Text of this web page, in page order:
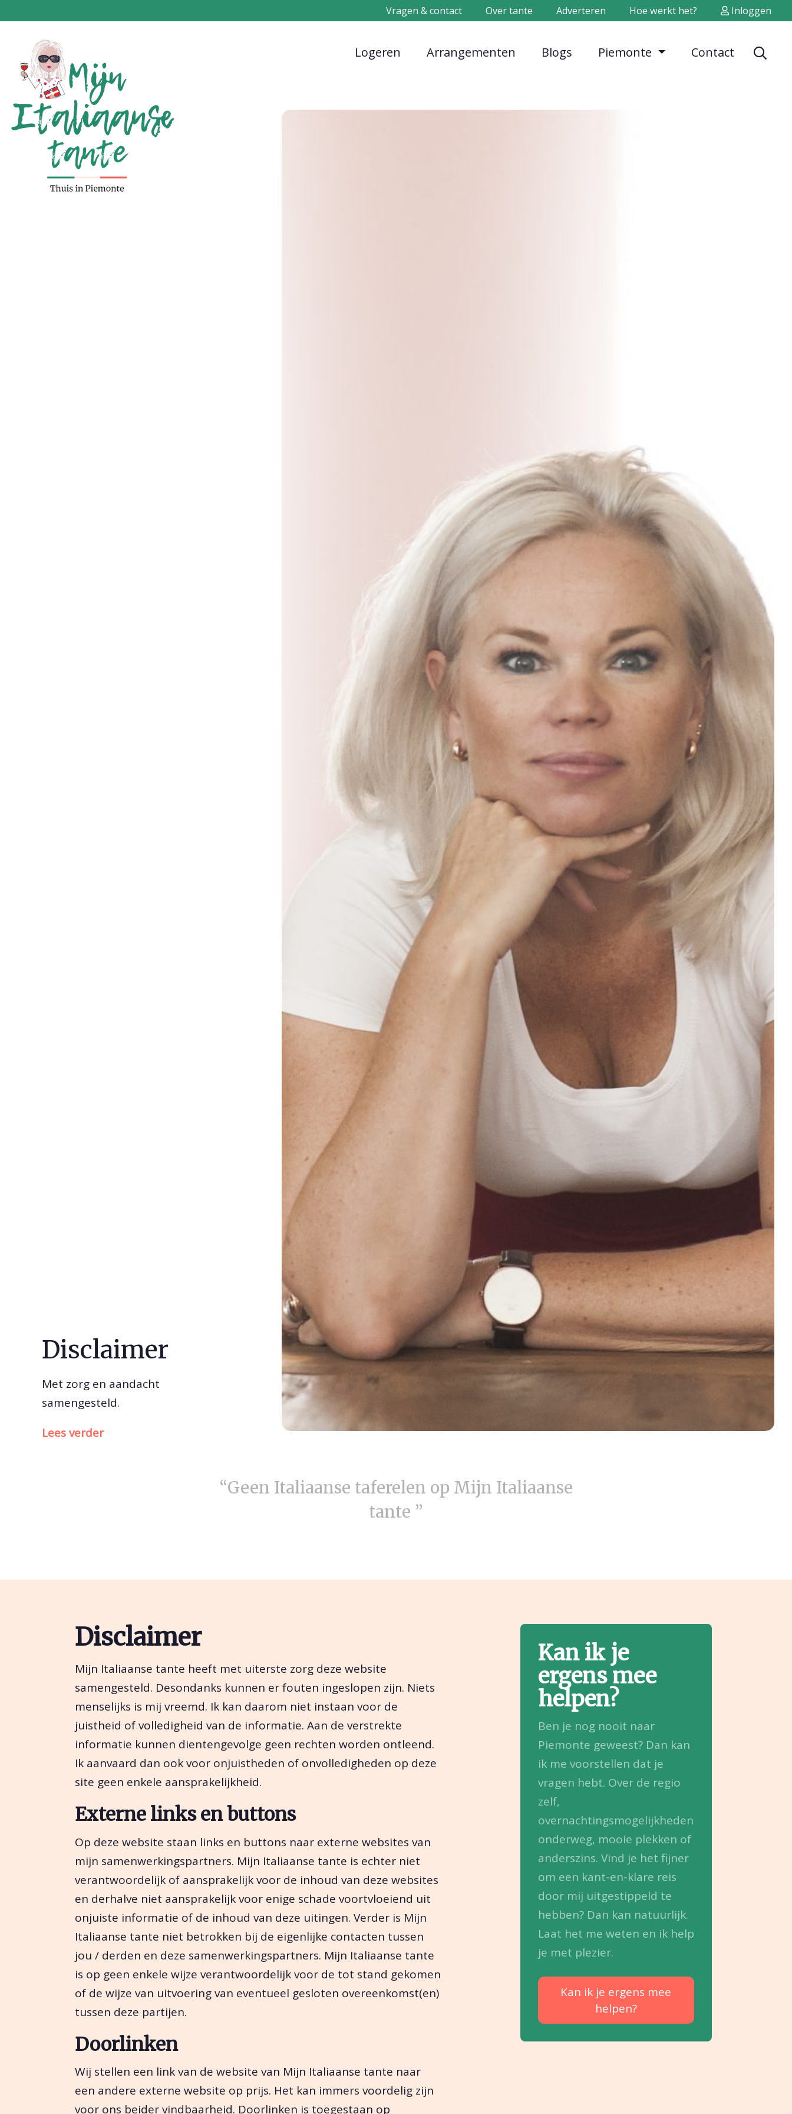
Vragen & contact Over tante Adverteren Hoe werkt het? Inloggen
Logeren Arrangementen Blogs Piemonte Contact
Disclaimer
Met zorg en aandacht
samengesteld.
Lees verder
“Geen Italiaanse taferelen op Mijn Italiaanse
tante ”
Disclaimer
Mijn Italiaanse tante heeft met uiterste zorg deze website
samengesteld. Desondanks kunnen er fouten ingeslopen zijn. Niets
menselijks is mij vreemd. Ik kan daarom niet instaan voor de
juistheid of volledigheid van de informatie. Aan de verstrekte
informatie kunnen dientengevolge geen rechten worden ontleend.
Ik aanvaard dan ook voor onjuistheden of onvolledigheden op deze
site geen enkele aansprakelijkheid.
Externe links en buttons
Op deze website staan links en buttons naar externe websites van
mijn samenwerkingspartners. Mijn Italiaanse tante is echter niet
verantwoordelijk of aansprakelijk voor de inhoud van deze websites
en derhalve niet aansprakelijk voor enige schade voortvloeiend uit
onjuiste informatie of de inhoud van deze uitingen. Verder is Mijn
Italiaanse tante niet betrokken bij de eigenlijke contacten tussen
jou / derden en deze samenwerkingspartners. Mijn Italiaanse tante
is op geen enkele wijze verantwoordelijk voor de tot stand gekomen
of de wijze van uitvoering van eventueel gesloten overeenkomst(en)
tussen deze partijen.
Doorlinken
Wij stellen een link van de website van Mijn Italiaanse tante naar
een andere externe website op prijs. Het kan immers voordelig zijn
voor ons beider vindbaarheid. Doorlinken is toegestaan op
Kan ik je
ergens mee
helpen?
Ben je nog nooit naar
Piemonte geweest? Dan kan
ik me voorstellen dat je
vragen hebt. Over de regio
zelf,
overnachtingsmogelijkheden
onderweg, mooie plekken of
anderszins. Vind je het fijner
om een kant-en-klare reis
door mij uitgestippeld te
hebben? Dan kan natuurlijk.
Laat het me weten en ik help
je met plezier.
Kan ik je ergens mee
helpen?